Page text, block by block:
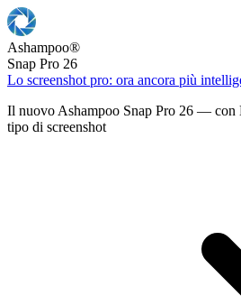
Ashampoo®
Snap Pro 26
Lo screenshot pro: ora ancora più
Il nuovo Ashampoo Snap Pro 26 — con
tipo di screenshot